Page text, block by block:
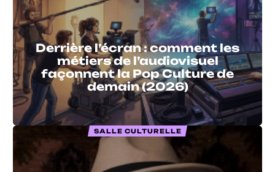
Derrière l’écran : comment les
métiers de l’audiovisuel
façonnent la Pop Culture de
demain (2026)
SALLE CULTURELLE